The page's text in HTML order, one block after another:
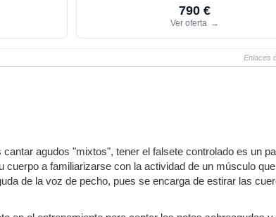
790 €
Ver oferta →
Enlaces
agudos "mixtos", tener el falsete controlado es un
a familiarizarse con la actividad de un músculo
de la voz de pecho, pues se encarga de estirar las